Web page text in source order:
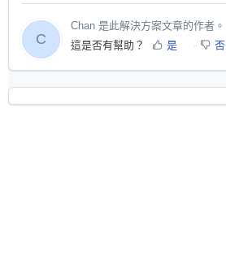
C
Chan 是此解決方案文章的作者。
這是否有幫助？
是 否